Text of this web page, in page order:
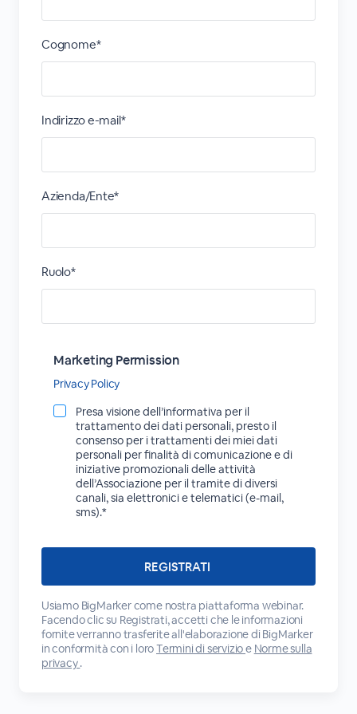
Cognome*
Indirizzo e-mail*
Azienda/Ente*
Ruolo*
Marketing Permission
Privacy Policy
Presa visione dell’informativa per il
trattamento dei dati personali, presto il
consenso per i trattamenti dei miei dati
personali per finalità di comunicazione e di
iniziative promozionali delle attività
dell’Associazione per il tramite di diversi
canali, sia elettronici e telematici (e-mail,
sms).*
Usiamo BigMarker come nostra piattaforma webinar.
Facendo clic su Registrati, accetti che le informazioni
fornite verranno trasferite all'elaborazione di BigMarker
in conformità con i loroTermini di servizioe Norme sulla
privacy.